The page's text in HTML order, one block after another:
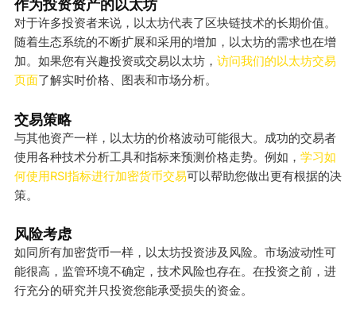
作为投资资产的以太坊
对于许多投资者来说，以太坊代表了区块链技术的长期价值。
随着生态系统的不断扩展和采用的增加，以太坊的需求也在增
加。如果您有兴趣投资或交易以太坊， 访问我们的以太坊交易
页面了解实时价格、图表和市场分析。
交易策略
与其他资产一样，以太坊的价格波动可能很大。成功的交易者
使用各种技术分析工具和指标来预测价格走势。例如， 学习如
何使用RSI指标进行加密货币交易可以帮助您做出更有根据的决
策。
风险考虑
如同所有加密货币一样，以太坊投资涉及风险。市场波动性可
能很高，监管环境不确定，技术风险也存在。在投资之前，进
行充分的研究并只投资您能承受损失的资金。